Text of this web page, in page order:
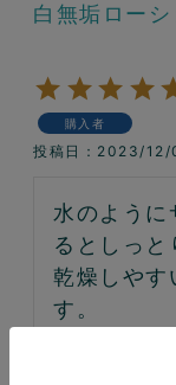
白無垢ローシ
購入者
投稿日 2023/12/
水のように
るとしっと
乾燥しやす
す。